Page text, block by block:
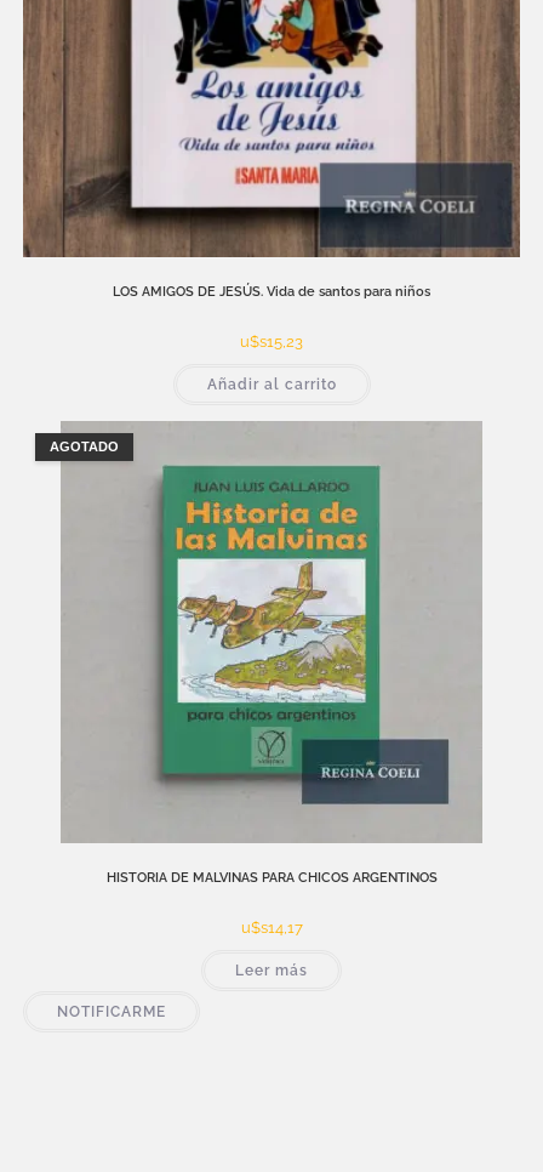
LOS AMIGOS DE JESÚS. Vida de santos para niños
u$s15,23
Añadir al carrito
AGOTADO
HISTORIA DE MALVINAS PARA CHICOS ARGENTINOS
u$s14,17
Leer más
NOTIFICARME